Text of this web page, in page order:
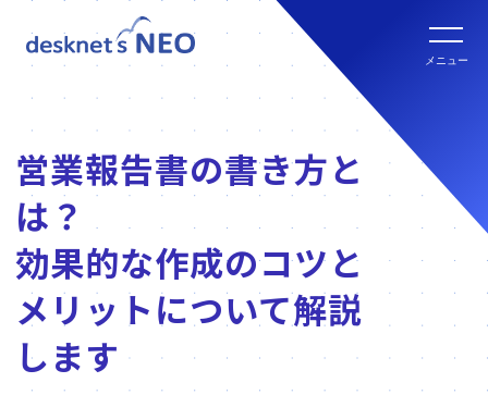
メニュー
クラウド版の特長
クラウド版・パッケージ版比較
他社グループウェアからの乗換 hot!
全文検索システム Neuron ES new
連携ツール
クラウド版連携ツール
パッケージ版連携ツール
パッケージ版ライセンス価格
パッケージ版年間サポート
パッケージ版ご購入の流れ
営業報告書の書き方と
は？
効果的な作成のコツと
メリットについて解説
します